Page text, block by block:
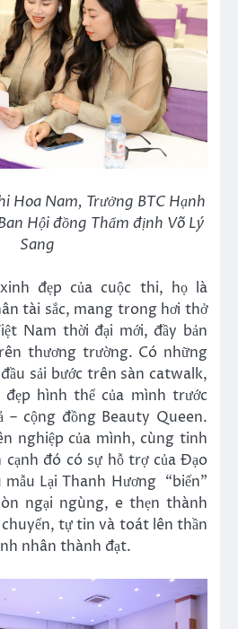
Hoa Nam, Trưởng BTC Hạnh
Hội đồng Thẩm định Võ Lý
Sang
đẹp của cuộc thi, họ là
tài sắc, mang trong hơi thở
Nam thời đại mới, đầy bản
thương trường. Có những
sải bước trên sàn catwalk,
đẹp hình thể của mình trước
– cộng đồng Beauty Queen.
nghiệp của mình, cùng tinh
cạnh đó có sự hỗ trợ của Đạo
Lại Thanh Hương “biến”
ngại ngùng, e thẹn thành
tự tin và toát lên thần
nhân thành đạt.